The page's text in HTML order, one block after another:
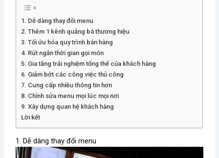
1. Dễ dàng thay đổi menu
2. Thêm 1 kênh quảng bá thương hiệu
3. Tối ứu hóa quy trình bán hàng
4. Rút ngắn thời gian gọi món
5. Gia tăng trải nghiệm tổng thể của khách hàng
6. Giảm bớt các công việc thủ công
7. Cung cấp nhiều thông tin hơn
8. Chỉnh sửa menu mọi lúc mọi nơi
9. Xây dựng quan hệ khách hàng
Lời kết
1. Dễ dàng thay đổi menu